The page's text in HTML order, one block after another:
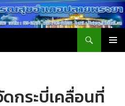
กระบี่เคลื่อนที่